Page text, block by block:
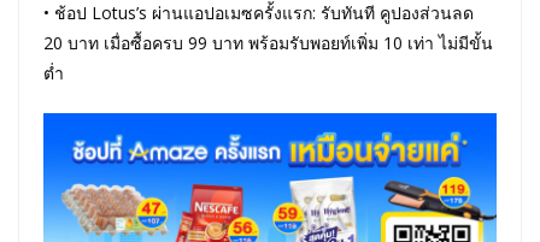
• ช้อป Lotus’s ผ่านแอปอเมซครั้งแรก: รับทันที คูปองส่วนลด
20 บาท เมื่อซื้อครบ 99 บาท พร้อมรับพอยท์เพิ่ม 10 เท่า ไม่มีขั้น
ต่ำ